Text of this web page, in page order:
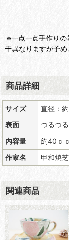
※一点一点手作りの
干異なりますが予め
商品詳細
サイズ
直径：
表面
つるつる
内容量
約40ｃｃ
作家名
甲和焼
関連商品